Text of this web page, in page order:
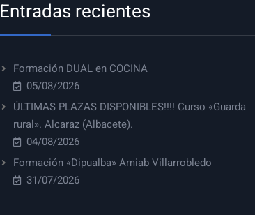
Entradas recientes
Formación DUAL en COCINA
05/08/2026
ÚLTIMAS PLAZAS DISPONIBLES!!!! Curso «Guarda
rural». Alcaraz (Albacete).
04/08/2026
Formación «Dipualba» Amiab Villarrobledo
31/07/2026